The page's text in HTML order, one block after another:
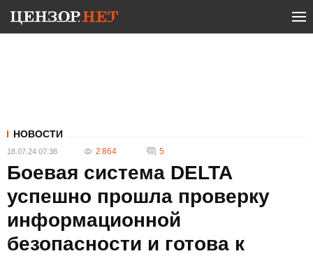
НОВОСТИ
18.07.24 07:38 2 864 5
Боевая система DELTA
успешно прошла проверку
информационной
безопасности и готова к